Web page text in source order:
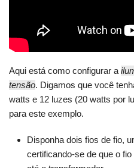
Aqui está como configurar a
tensão. Digamos que você
watts e 12 luzes (20 watts por
para este exemplo.
Disponha dois fios de fio,
certificando-se de que o